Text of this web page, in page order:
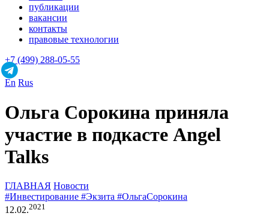
публикации
вакансии
контакты
правовые технологии
+7 (499) 288-05-55
En Rus
Ольга Сорокина приняла
участие в подкасте Angel
Talks
ГЛАВНАЯ Новости
#Инвестирование #Экзита #ОльгаСорокина
12.02.2021